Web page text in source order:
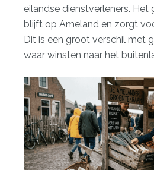
eilandse dienstverleners.
blijft op Ameland en zorgt
Dit is een groot verschil met
waar winsten naar het